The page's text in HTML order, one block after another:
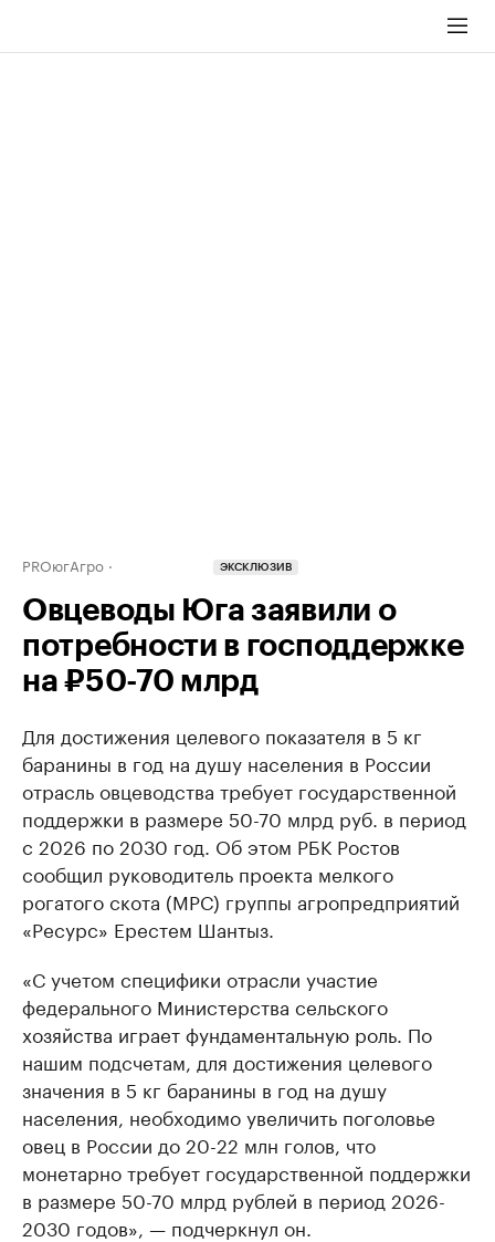
PROюгАгро ЭКСКЛЮЗИВ
Овцеводы Юга заявили о
потребности в господдержке
на ₽50-70 млрд
Для достижения целевого показателя в 5 кг
баранины в год на душу населения в России
отрасль овцеводства требует государственной
поддержки в размере 50-70 млрд руб. в период
с 2026 по 2030 год. Об этом РБК Ростов
сообщил руководитель проекта мелкого
рогатого скота (МРС) группы агропредприятий
«Ресурс» Ерестем Шантыз.
«С учетом специфики отрасли участие
федерального Министерства сельского
хозяйства играет фундаментальную роль. По
нашим подсчетам, для достижения целевого
значения в 5 кг баранины в год на душу
населения, необходимо увеличить поголовье
овец в России до 20-22 млн голов, что
монетарно требует государственной поддержки
в размере 50-70 млрд рублей в период 2026-
2030 годов», — подчеркнул он.